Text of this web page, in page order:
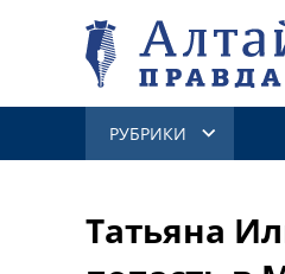
РУБРИКИ
Татьяна